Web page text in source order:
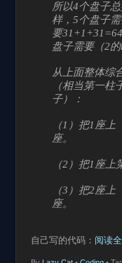
所以4个盘子
样，5个盘子
要
盘子需要（2的
从上面整体综
（相当第一柱
子）：
（1）把1座
座。
（2）把1座上
（3）把2座
座。
自己写的代码： 阅读